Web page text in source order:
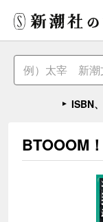
ISBN
BTOOOM